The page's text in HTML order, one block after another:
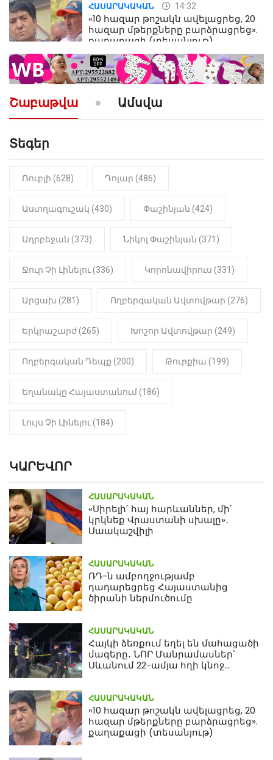
ՀԱՍԱՐԱԿԱԿԱՆ 14:32
«10 հազար թոշակն ավելացրեց, 20
հազար մթերքները բարձրացրեց».
քաղաքացի (տեսանյութ)
ՔԱՂԱՔԱԿԱՆ 10:52
«Լեզվիդ տալու փոխարեն
արտաբերիր այս երկու
նախադասությունը»․ Իշխան
Նիկոլ Փաշինյան
ԻՐԱԴԱՐՁԱՅԻՆ 22:01
մանկապղծության համար
մարմինը
Շաբաթվա Ամսվա
Տեգեր
Ռուբլի (628) Դոլար (486)
Աստղագուշակ (430) Փաշինյան (424)
Ադրբեջան (373) Նիկոլ Փաշինյան (371)
Ջուր Չի Լինելու (336) Կորոնավիրուս (331)
Արցախ (281) Ողբերգական Ավտովթար (276)
Երկրաշարժ (265) Խոշոր Ավտովթար (249)
Ողբերգական Դեպք (200) Թուրքիա (199)
Եղանակը Հայաստանում (186)
Լույս Չի Լինելու (184)
ԿԱՐԵՎՈՐ
ՀԱՍԱՐԱԿԱԿԱՆ
«Սիրելի՛ հայ հարևաններ, մի՛
կրկնեք Վրաստանի սխալը»․
Սաակաշվիլի
ՀԱՍԱՐԱԿԱԿԱՆ
ՌԴ-ն ամբողջությամբ
դադարեցրեց Հայաստանից
ծիրանի ներմուծումը
ՀԱՍԱՐԱԿԱԿԱՆ
Հայկի ձեռքում եղել են մահացածի
մազերը․ ՆՈՐ Մանրամասներ՝
Սևանում 22-ամյա հղի կնոջ
ՀԱՍԱՐԱԿԱԿԱՆ
«10 հազար թոշակն ավելացրեց, 20
հազար մթերքները բարձրացրեց».
քաղաքացի (տեսանյութ)